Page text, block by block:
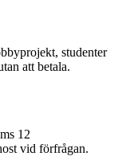
studenter
att betala.
12
vid förfrågan.